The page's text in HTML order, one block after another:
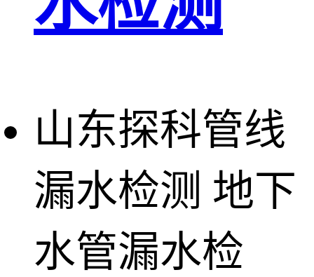
山东探科管线
漏水检测 地下
水管漏水检